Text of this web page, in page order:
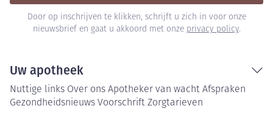
Door op inschrijven te klikken, schrijft u zich in voor onze
nieuwsbrief en gaat u akkoord met onze privacy policy.
Uw apotheek
Nuttige links Over ons Apotheker van wacht Afspraken
Gezondheidsnieuws Voorschrift Zorgtarieven